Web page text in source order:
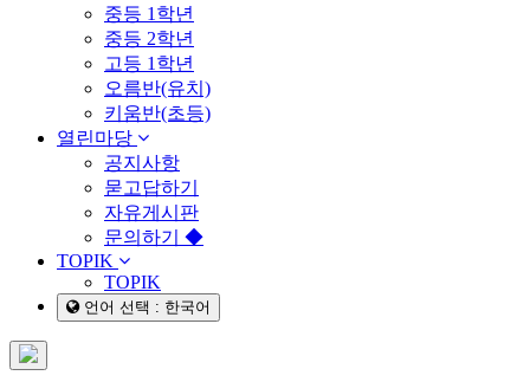
중등 1학년
중등 2학년
고등 1학년
오름반(유치)
키움반(초등)
열린마당
공지사항
묻고답하기
자유게시판
문의하기 ◆
TOPIK
TOPIK
언어 선택 : 한국어